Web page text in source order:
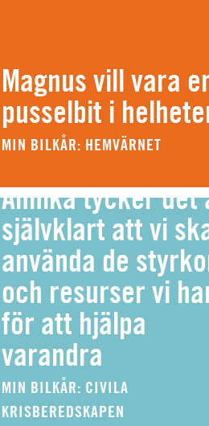
Magnus vill vara
pusselbit i
MIN BILKÅR: HEMVÄRNET
Annika tycker det
självklart att vi
använda de
och resurser vi
för att hjälpa
varandra
MIN BILKÅR: CIVILA
KRISBEREDSKAPEN